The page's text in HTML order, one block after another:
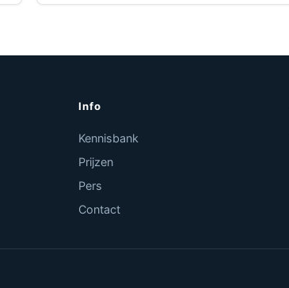
Info
Kennisbank
Prijzen
Pers
Contact